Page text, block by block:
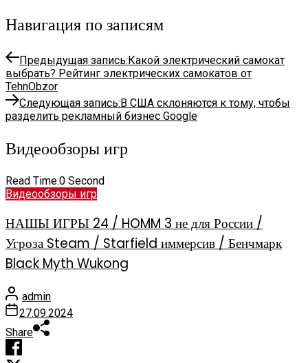
Навигация по записям
Предыдущая запись: Какой электрический самокат
выбрать? Рейтинг электрических самокатов от
TehnObzor
Следующая запись: В США склоняются к тому, чтобы
разделить рекламный бизнес Google
Видеообзоры игр
Read Time:0 Second
Видеообзоры игр
НАШЫ ИГРЫ 24 / HOMM 3 не для России /
Угроза Steam / Starfield иммерсив / Бенчмарк
Black Myth Wukong
admin
27.09.2024
Share